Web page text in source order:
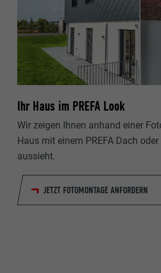
Ihr Haus im PREFA Look
Wir zeigen Ihnen anhand einer
Haus mit einem PREFA Dach
aussieht.
JETZT FOTOMONTAGE ANFORDERN